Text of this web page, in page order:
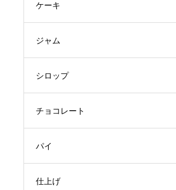
ケーキ
ジャム
シロップ
チョコレート
パイ
仕上げ